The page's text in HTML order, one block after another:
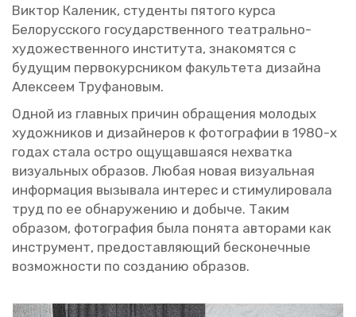
Вик­тор Ка­ле­ник, сту­ден­ты пя­то­го курса
Бе­ло­рус­ско­го го­су­дар­ствен­но­го те­ат­раль­но-
ху­до­же­ствен­но­го ин­сти­ту­та, зна­ко­мят­ся c
бу­ду­щим пер­во­курс­ни­ком фа­куль­те­та ди­зай­на
Алек­се­ем Тру­фа­но­вым.
Одной из глав­ных при­чин об­ра­ще­ния мо­ло­дых
ху­дож­ни­ков и ди­зай­не­ров к фо­то­гра­фии в 1980-х
годах стала остро ощу­щав­ша­я­ся нехват­ка
ви­зу­аль­ных об­ра­зов. Любая новая ви­зу­аль­ная
ин­фор­ма­ция вы­зы­ва­ла ин­те­рес и сти­му­ли­ро­ва­ла
труд по ее об­на­ру­же­нию и до­бы­че. Таким
об­ра­зом, фо­то­гра­фия была по­ня­та ав­то­ра­ми как
ин­стру­мент, предо­став­ля­ю­щий бес­ко­неч­ные
воз­мож­но­сти по со­зда­нию об­ра­зов.